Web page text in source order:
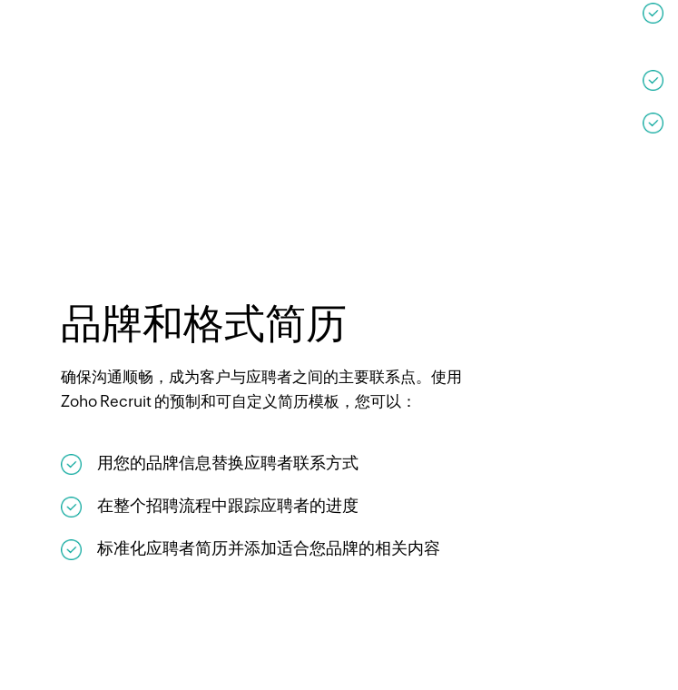
品牌和格式简历
确保沟通顺畅，成为客户与应聘者之间的主要联系点。使用
Zoho Recruit 的预制和可自定义简历模板，您可以：
用您的品牌信息替换应聘者联系方式
在整个招聘流程中跟踪应聘者的进度
标准化应聘者简历并添加适合您品牌的相关内容